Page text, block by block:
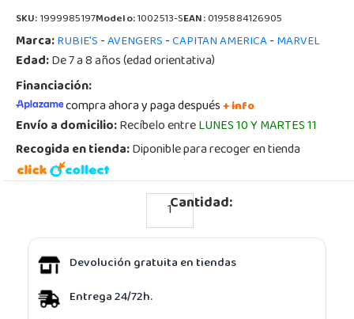
SKU:1999985197Modelo:1002513-SEAN:0195884126905
Marca:RUBIE'S-AVENGERS-CAPITAN AMERICA-MARVEL
Edad:De 7 a 8 años (edad orientativa)
Financiación:
compra ahora y paga después+ info
Envío a domicilio:Recíbelo entreLUNES 10 Y MARTES 11
Recogida en tienda:Diponible para recoger en tienda
Cantidad:
Devolución gratuita en tiendas
Entrega 24/72h.